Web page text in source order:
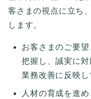
客さまの視点に立ち
します。
お客さまのご要
把握し、誠実に
業務改善に反映し
人材の育成を進